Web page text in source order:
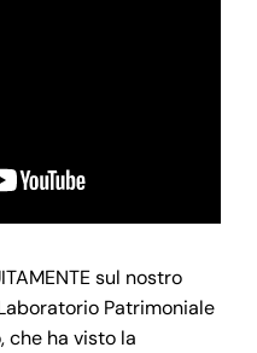
sul nostro
Patrimoniale
che ha visto la